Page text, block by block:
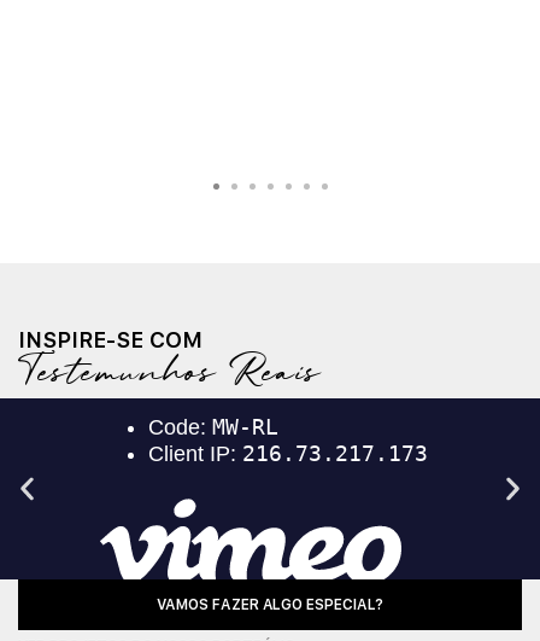
INSPIRE-SE COM
Testemunhos Reais
VAMOS FAZER ALGO ESPECIAL?